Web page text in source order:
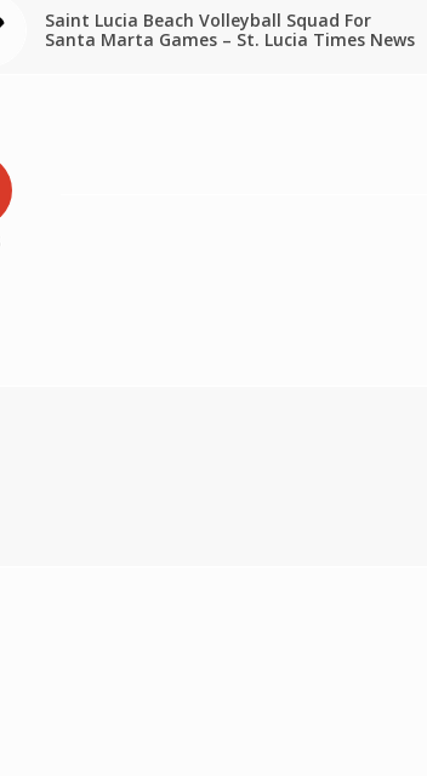
Saint Lucia Beach Volleyball Squad For
Santa Marta Games – St. Lucia Times News